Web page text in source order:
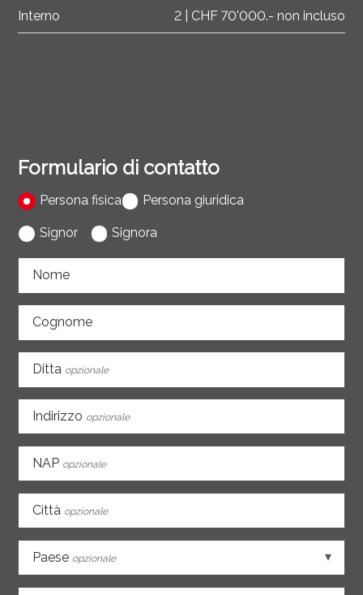
Formulario di contatto
Persona fisica Persona giuridica
Signor Signora
Nome
Cognome
Ditta opzionale
Indirizzo opzionale
NAP opzionale
Città opzionale
Paese opzionale
Interno 2 | CHF 70'000.- non incluso